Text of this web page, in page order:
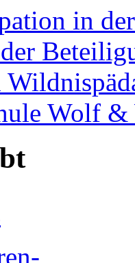
in
Wolf &